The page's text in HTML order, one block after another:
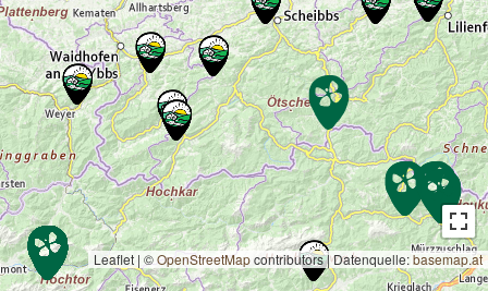
Leaflet | ©OpenStreetMapcontributors|Datenquelle:basemap.at